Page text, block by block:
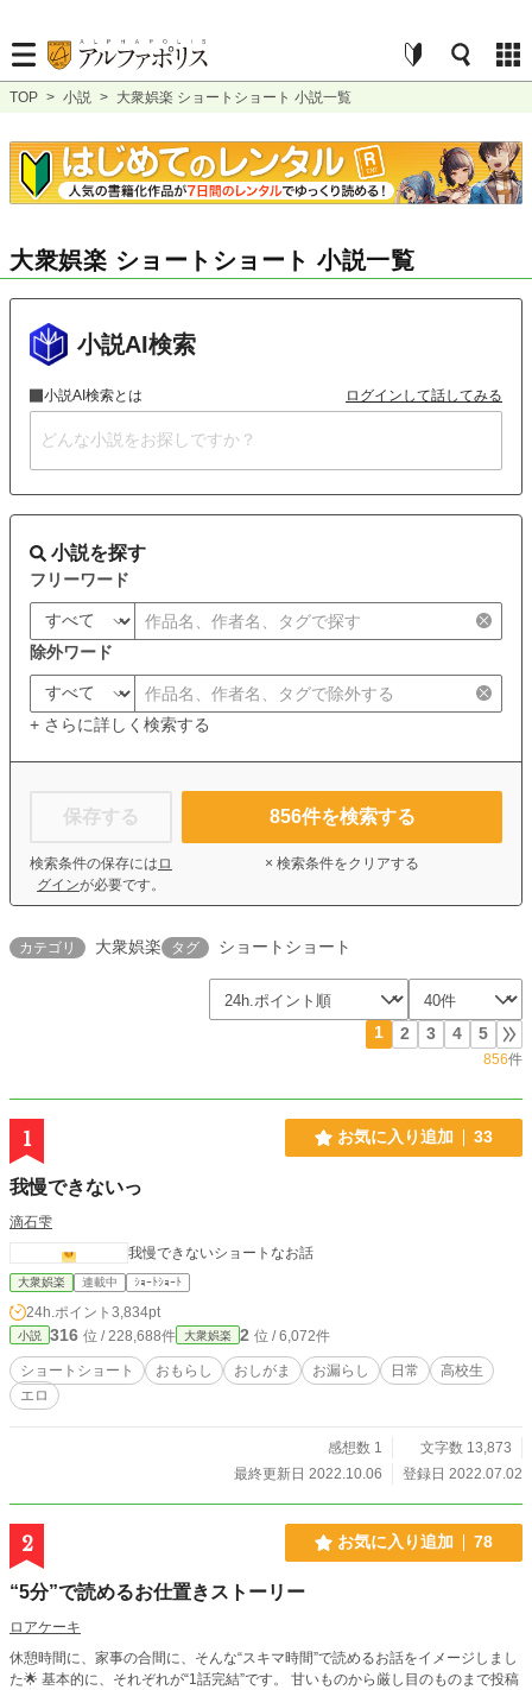
TOP > 小説 > 大衆娯楽 ショートショート 小説一覧
大衆娯楽 ショートショート 小説一覧
小説AI検索
小説AI検索とは ログインして話してみる
小説を探す
フリーワード
除外ワード
+ さらに詳しく検索する
保存する
検索条件の保存には ロ
グインが必要です。
856件を検索する
× 検索条件をクリアする
カテゴリ 大衆娯楽 タグ ショートショート
1 2 3 4 5
856件
1 お気に入り追加 33
我慢できないっ
滴石雫
我慢できないショートなお話
大衆娯楽 連載中 ｼｮｰﾄｼｮｰﾄ
24h.ポイント 3,834pt
小説 316 位 / 228,688件 大衆娯楽 2 位 / 6,072件
ショートショート おもらし おしがま お漏らし 日常
高校生
エロ
感想数 1
文字数 13,873
最終更新日 2022.10.06
登録日 2022.07.02
2 お気に入り追加 78
“5分”で読めるお仕置きストーリー
ロアケーキ
休憩時間に、家事の合間に、そんな“スキマ時間”で読めるお話をイメージしまし
た🌟 基本的に、それぞれが“1話完結”です。 甘いものから厳し目のものまで投稿